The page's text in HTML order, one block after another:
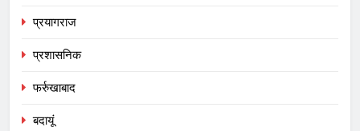
प्रयागराज
प्रशासनिक
फर्रुखाबाद
बदायूं